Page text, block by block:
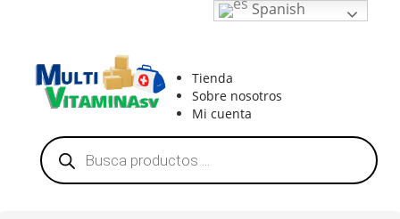
Tienda
Sobre nosotros
Mi cuenta
Búsqueda
de
productos
Spanish